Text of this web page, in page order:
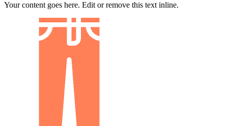
Your content goes here. Edit or remove this text inline.